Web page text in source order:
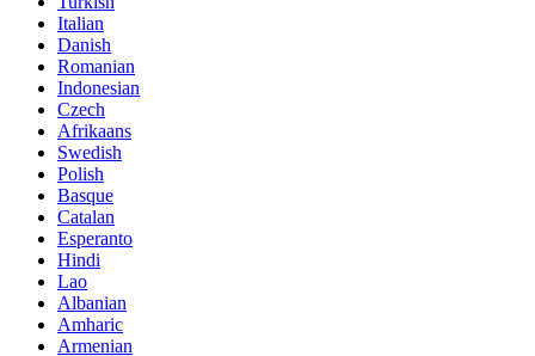
Italian
Danish
Romanian
Indonesian
Czech
Afrikaans
Swedish
Polish
Basque
Catalan
Esperanto
Hindi
Lao
Albanian
Amharic
Armenian